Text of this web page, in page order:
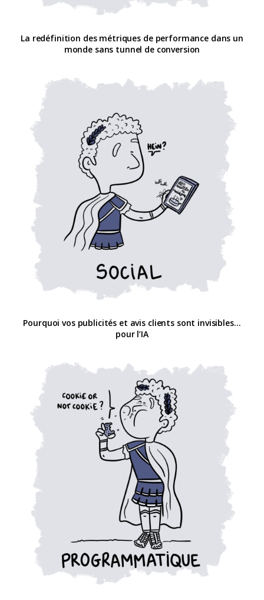
La redéfinition des métriques de performance dans un
monde sans tunnel de conversion
Pourquoi vos publicités et avis clients sont invisibles…
pour l’IA